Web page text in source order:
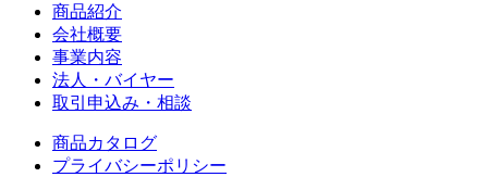
商品紹介
会社概要
事業内容
法人・バイヤー
取引申込み・相談
商品カタログ
プライバシーポリシー